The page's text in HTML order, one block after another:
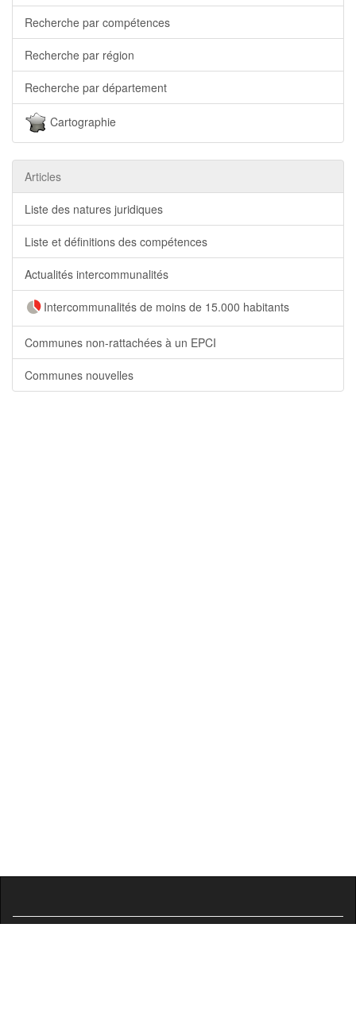
Recherche par compétences
Recherche par région
Recherche par département
Cartographie
Articles
Liste des natures juridiques
Liste et définitions des compétences
Actualités intercommunalités
Intercommunalités de moins de 15.000 habitants
Communes non-rattachées à un EPCI
Communes nouvelles